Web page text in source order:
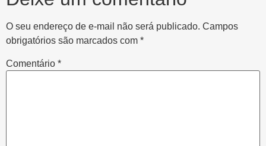
O seu endereço de e-mail não será publicado. Campos
obrigatórios são marcados com *
Comentário *